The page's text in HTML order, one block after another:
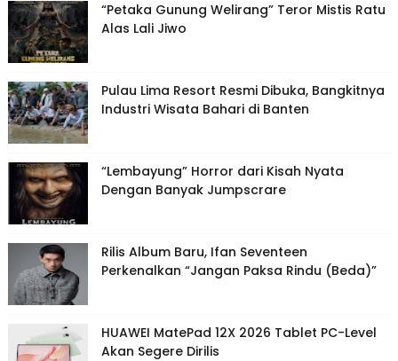
“Petaka Gunung Welirang” Teror Mistis Ratu
Alas Lali Jiwo
Pulau Lima Resort Resmi Dibuka, Bangkitnya
Industri Wisata Bahari di Banten
“Lembayung” Horror dari Kisah Nyata
Dengan Banyak Jumpscrare
Rilis Album Baru, Ifan Seventeen
Perkenalkan “Jangan Paksa Rindu (Beda)”
HUAWEI MatePad 12X 2026 Tablet PC-Level
Akan Segere Dirilis